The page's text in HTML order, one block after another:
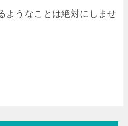
うなことは絶対にしませ